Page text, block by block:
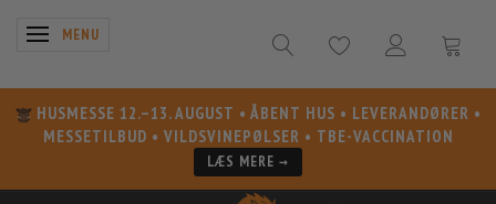
SKIFTE NAVIGATION
MENU
HUSMESSE 12.–13. AUGUST • ÅBENT HUS • LEVERANDØRER •
MESSETILBUD • VILDSVINEPØLSER • TBE-VACCINATION
LÆS MERE →